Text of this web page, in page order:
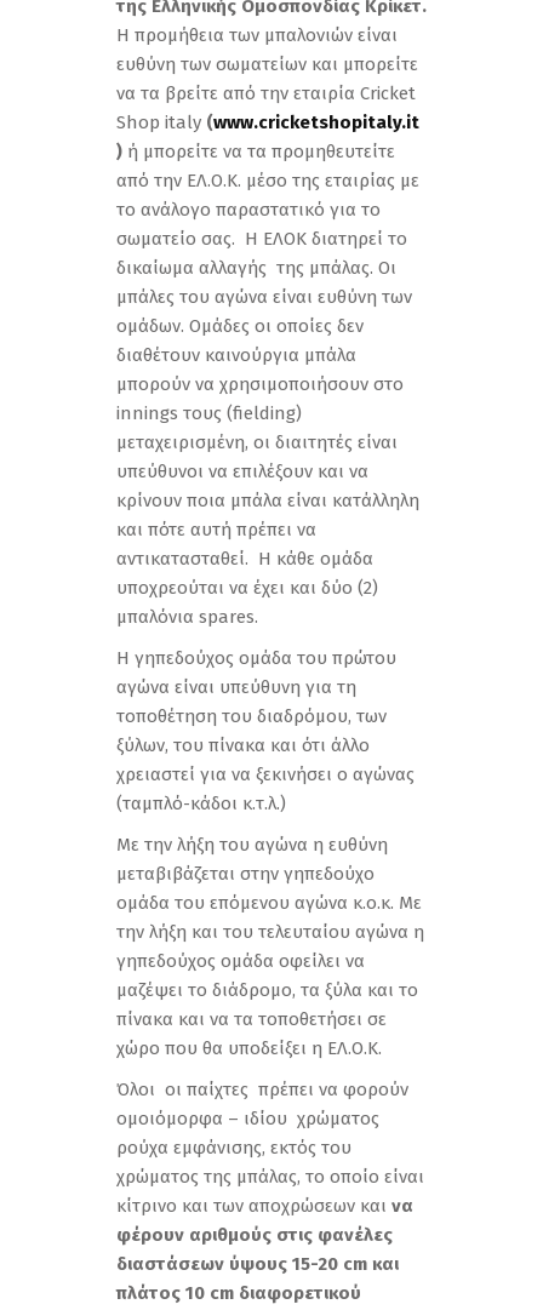
της Ελληνικής Ομοσπονδίας Κρίκετ.
H προμήθεια των μπαλονιών είναι
ευθύνη των σωματείων και μπορείτε
να τα βρείτε από την εταιρία Cricket
Shop italy (www.cricketshopitaly.it
) ή μπορείτε να τα προμηθευτείτε
από την ΕΛ.Ο.Κ. μέσο της εταιρίας με
το ανάλογο παραστατικό για το
σωματείο σας. H ΕΛΟΚ διατηρεί το
δικαίωμα αλλαγής της μπάλας. Οι
μπάλες του αγώνα είναι ευθύνη των
ομάδων. Ομάδες οι οποίες δεν
διαθέτουν καινούργια μπάλα
μπορούν να χρησιμοποιήσουν στο
innings τους (fielding)
μεταχειρισμένη, οι διαιτητές είναι
υπεύθυνοι να επιλέξουν και να
κρίνουν ποια μπάλα είναι κατάλληλη
και πότε αυτή πρέπει να
αντικατασταθεί. Η κάθε ομάδα
υποχρεούται να έχει και δύο (2)
μπαλόνια spares.
Η γηπεδούχος ομάδα του πρώτου
αγώνα είναι υπεύθυνη για τη
τοποθέτηση του διαδρόμου, των
ξύλων, του πίνακα και ότι άλλο
χρειαστεί για να ξεκινήσει ο αγώνας
(ταμπλό-κάδοι κ.τ.λ.)
Με την λήξη του αγώνα η ευθύνη
μεταβιβάζεται στην γηπεδούχο
ομάδα του επόμενου αγώνα κ.ο.κ. Με
την λήξη και του τελευταίου αγώνα η
γηπεδούχος ομάδα οφείλει να
μαζέψει το διάδρομο, τα ξύλα και το
πίνακα και να τα τοποθετήσει σε
χώρο που θα υποδείξει η ΕΛ.Ο.Κ.
Όλοι οι παίχτες πρέπει να φορούν
ομοιόμορφα – ιδίου χρώματος
ρούχα εμφάνισης, εκτός του
χρώματος της μπάλας, το οποίο είναι
κίτρινο και των αποχρώσεων και να
φέρουν αριθμούς στις φανέλες
διαστάσεων ύψους 15-20 cm και
πλάτος 10 cm διαφορετικού